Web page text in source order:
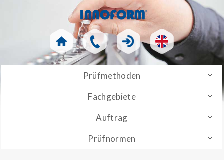
Prüfmethoden
Fachgebiete
Auftrag
Prüfnormen